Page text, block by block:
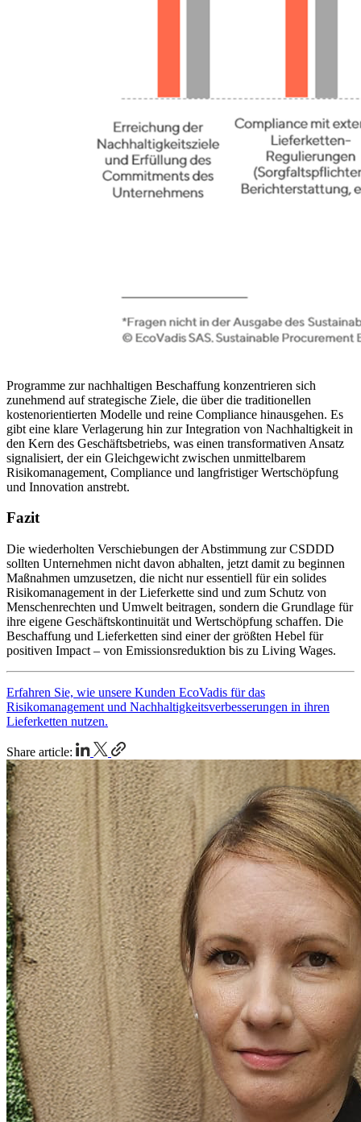
Programme zur nachhaltigen Beschaffung konzentrieren sich
zunehmend auf strategische Ziele, die über die traditionellen
kostenorientierten Modelle und reine Compliance hinausgehen. Es
gibt eine klare Verlagerung hin zur Integration von Nachhaltigkeit in
den Kern des Geschäftsbetriebs, was einen transformativen Ansatz
signalisiert, der ein Gleichgewicht zwischen unmittelbarem
Risikomanagement, Compliance und langfristiger Wertschöpfung
und Innovation anstrebt.
Fazit
Die wiederholten Verschiebungen der Abstimmung zur CSDDD
sollten Unternehmen nicht davon abhalten, jetzt damit zu beginnen
Maßnahmen umzusetzen, die nicht nur essentiell für ein solides
Risikomanagement in der Lieferkette sind und zum Schutz von
Menschenrechten und Umwelt beitragen, sondern die Grundlage für
ihre eigene Geschäftskontinuität und Wertschöpfung schaffen. Die
Beschaffung und Lieferketten sind einer der größten Hebel für
positiven Impact – von Emissionsreduktion bis zu Living Wages.
Erfahren Sie, wie unsere Kunden EcoVadis für das
Risikomanagement und Nachhaltigkeitsverbesserungen in ihren
Lieferketten nutzen.
Share article: